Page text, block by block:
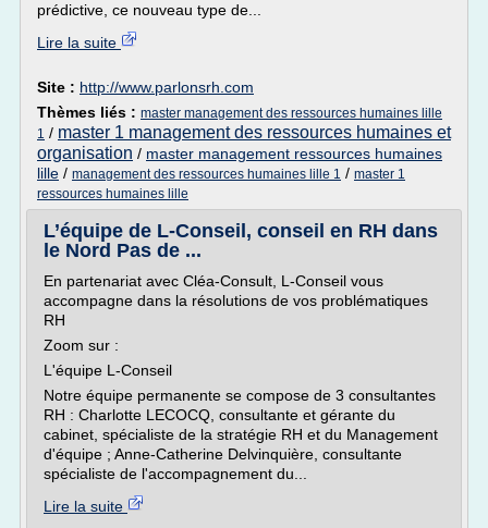
prédictive, ce nouveau type de...
Lire la suite
Site : http://www.parlonsrh.com
Thèmes liés : master management des ressources humaines lille
1 / master 1 management des ressources humaines et
organisation / master management ressources humaines
lille / management des ressources humaines lille 1 / master 1
ressources humaines lille
L’équipe de L-Conseil, conseil en RH dans
le Nord Pas de ...
En partenariat avec Cléa-Consult, L-Conseil vous
accompagne dans la résolutions de vos problématiques
RH
Zoom sur :
L'équipe L-Conseil
Notre équipe permanente se compose de 3 consultantes
RH : Charlotte LECOCQ, consultante et gérante du
cabinet, spécialiste de la stratégie RH et du Management
d'équipe ; Anne-Catherine Delvinquière, consultante
spécialiste de l'accompagnement du...
Lire la suite